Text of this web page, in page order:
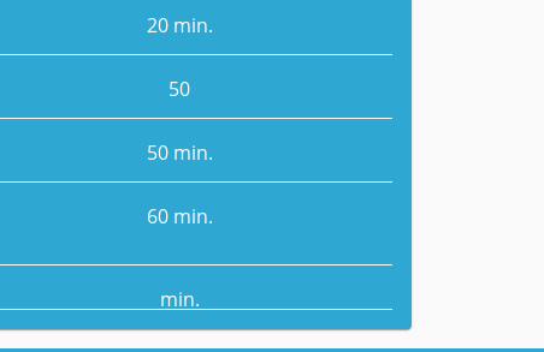
20 min.
50
50 min.
60 min.
min.